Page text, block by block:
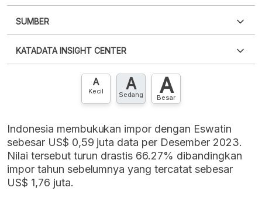
XLS
SUMBER
punya akun?Silakan Daftar sekarang
KATADATA INSIGHT CENTER
Hubungi sekarang »
A
Kecil A
Sedang A
Besar
Indonesia membukukan impor dengan Eswatin
sebesar US$ 0,59 juta data per Desember 2023.
Nilai tersebut turun drastis 66.27% dibandingkan
impor tahun sebelumnya yang tercatat sebesar
US$ 1,76 juta.